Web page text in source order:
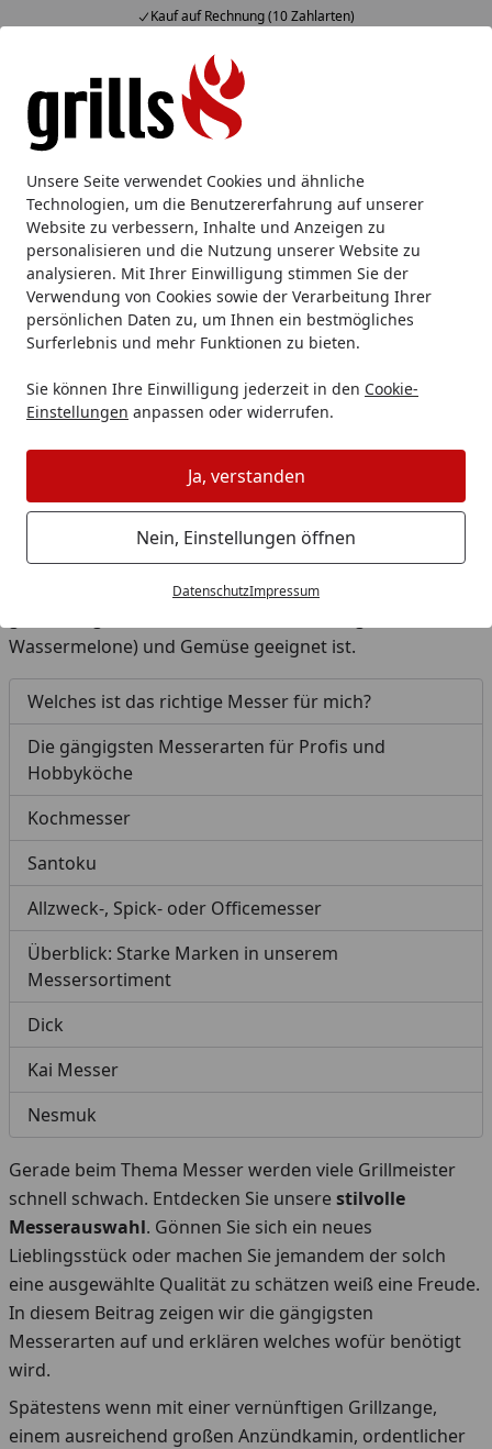
Unsere Seite verwendet Cookies und ähnliche
Technologien, um die Benutzererfahrung auf unserer
Website zu verbessern, Inhalte und Anzeigen zu
personalisieren und die Nutzung unserer Website zu
analysieren. Mit Ihrer Einwilligung stimmen Sie der
Verwendung von Cookies sowie der Verarbeitung Ihrer
persönlichen Daten zu, um Ihnen ein bestmögliches
Surferlebnis und mehr Funktionen zu bieten.
Sie können Ihre Einwilligung jederzeit in den Cookie-
Einstellungen anpassen oder widerrufen.
Ja, verstanden
Nein, Einstellungen öffnen
DatenschutzImpressum
Kauf auf Rechnung (10 Zahlarten)
Alle Produkte
Mein Konto
Suchen
Startseite
Kaufberatung Messer - welches wofür?
Kaufberatung Messer - welches
wofür?
Lesezeit: 5 min.
Erstellt am: 05.04.2022
Lieblingsmesser für bestimmte Tätigkeiten. Beim
Schälen greift man zu einem anderen Messer als zum
Hacken. Das große Stück Fleisch wird mit einem
klassischen Koch- bzw. Fleischermesser pariert, zum
tranchieren eines edlen Serranoschinkens verwendet
man hingegen wieder ein ganz spezielles Messer. Nicht
zu vergessen: Das Brotmesser mit Sägeschliff, welches
auf keinem Frühstückstisch fehlen darf und dabei auch
Wassermelone) und Gemüse geeignet ist.
Welches ist das richtige Messer für mich?
Die gängigsten Messerarten für Profis und
Hobbyköche
Kochmesser
Santoku
Allzweck-, Spick- oder Officemesser
Überblick: Starke Marken in unserem
Messersortiment
Dick
Kai Messer
Nesmuk
Gerade beim Thema Messer werden viele Grillmeister
schnell schwach. Entdecken Sie unserestilvolle
Messerauswahl. Gönnen Sie sich ein neues
Lieblingsstück oder machen Sie jemandem der solch
eine ausgewählte Qualität zu schätzen weiß eine Freude.
In diesem Beitrag zeigen wir die gängigsten
Messerarten auf und erklären welches wofür benötigt
wird.
Spätestens wenn mit einer vernünftigen Grillzange,
einem ausreichend großen Anzündkamin, ordentlicher